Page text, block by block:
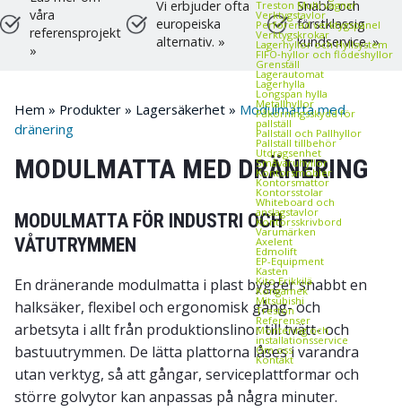
Treston Multi vagnar
Verktygstavlor
Perforerad verktygspanel
Verktygskrokar
Lagerhyllor och Hyllsystem
FIFO‑hyllor och flödeshyllor
Grenställ
Lagerautomat
Lagerhylla
Longspan hylla
Metallhyllor
Påkörningsskydd för
pallställ
Pallställ och Pallhyllor
Pallställ tillbehör
Utdragsenhet
Småvaruhyllor
Kontorsmöbler
Kontorsmattor
Kontorsstolar
Whiteboard och
anslagstavlor
Kontorsskrivbord
Varumärken
Axelent
Edmolift
EP-Equipment
Kasten
Kito Erikkilä
Kongamek
Mitsubishi
Treston
Referenser
Montering och
installationsservice
Om oss
Kontakt
våra
referensprojekt
»
Vi erbjuder ofta
europeiska
alternativ. »
Snabb och
förstklassig
kundservice. »
Hem » Produkter » Lagersäkerhet » Modulmatta med
dränering
MODULMATTA MED DRÄNERING
MODULMATTA FÖR INDUSTRI OCH
VÅTUTRYMMEN
En dränerande modulmatta i plast bygger snabbt en
halksäker, flexibel och ergonomisk gång- och
arbetsyta i allt från produktionslinor till tvätt- och
bastuutrymmen. De lätta plattorna låses i varandra
utan verktyg, så att gångar, serviceplattformar och
större golvytor kan anpassas på några minuter.